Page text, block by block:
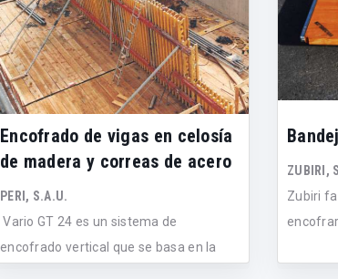
Encofrado de vigas en celosía
de madera y correas de acero
PERI, S.A.U.
Vario GT 24 es un sistema de
encofrado vertical que se basa en la
ZUBIRI,
Zubiri